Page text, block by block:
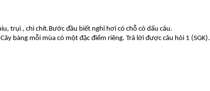
trụi , chi chít.Bước đầu biết nghỉ hơi có chỗ có dấu câu.
bàng mỗi mùa có một đặc điểm riêng. Trả lời được câu hỏi 1 (SGK).